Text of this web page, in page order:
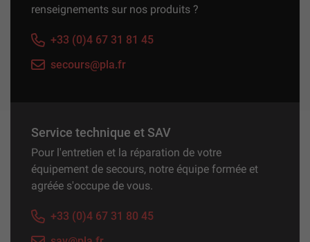
renseignements sur nos produits ?
+33 (0)4 67 31 81 45
secours@pla.fr
Service technique et SAV
Pour l'entretien et la réparation de votre
équipement de secours, notre équipe formée et
agréée s'occupe de vous.
+33 (0)4 67 31 80 45